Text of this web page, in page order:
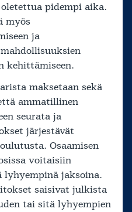
pidempi aika.
myös
ja
kehittämiseen.
maksetaan sekä
ammatillinen
seurata ja
järjestävät
Osaamisen
voitaisiin
jaksoina.
saisivat julkista
tai sitä lyhyempien